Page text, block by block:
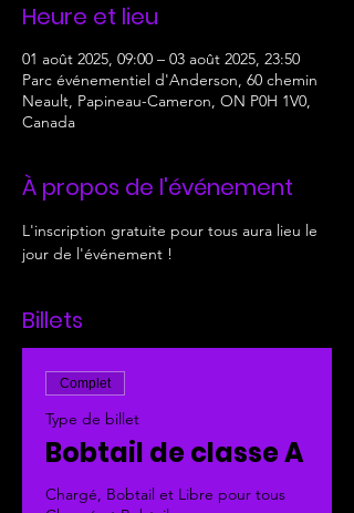
Heure et lieu
01 août 2025, 09:00 – 03 août 2025, 23:50
Parc événementiel d'Anderson, 60 chemin
Neault, Papineau-Cameron, ON P0H 1V0,
Canada
À propos de l'événement
L'inscription gratuite pour tous aura lieu le
jour de l'événement !
Billets
Complet
Type de billet
Bobtail de classe A
Chargé, Bobtail et Libre pour tous